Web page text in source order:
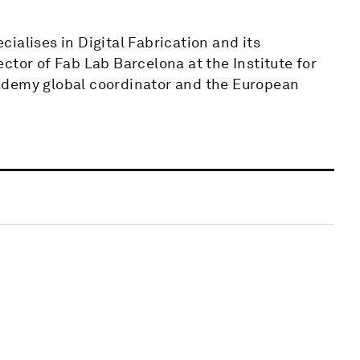
in Digital Fabrication and its
of Fab Lab Barcelona at the Institute for
global coordinator and the European